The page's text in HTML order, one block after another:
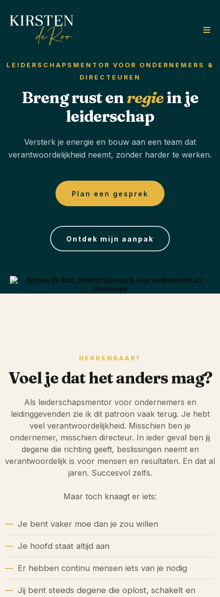
LEIDERSCHAPSMENTOR VOOR ONDERNEMERS &
DIRECTEUREN
Breng rust enregiein je
leiderschap
Versterk je energie en bouw aan een team dat
verantwoordelijkheid neemt, zonder harder te werken.
Plan een gesprek
Ontdek mijn aanpak
HERKENBAAR?
Voel je dat het anders mag?
Als leiderschapsmentor voor ondernemers en
leidinggevenden zie ik dit patroon vaak terug. Je hebt
veel verantwoordelijkheid. Misschien ben je
ondernemer, misschien directeur. In ieder geval ben jij
degene die richting geeft, beslissingen neemt en
verantwoordelijk is voor mensen en resultaten. En dat al
jaren. Succesvol zelfs.
Maar toch knaagt er iets:
Je bent vaker moe dan je zou willen
Je hoofd staat altijd aan
Er hebben continu mensen iets van je nodig
Jij bent steeds degene die oplost, schakelt en